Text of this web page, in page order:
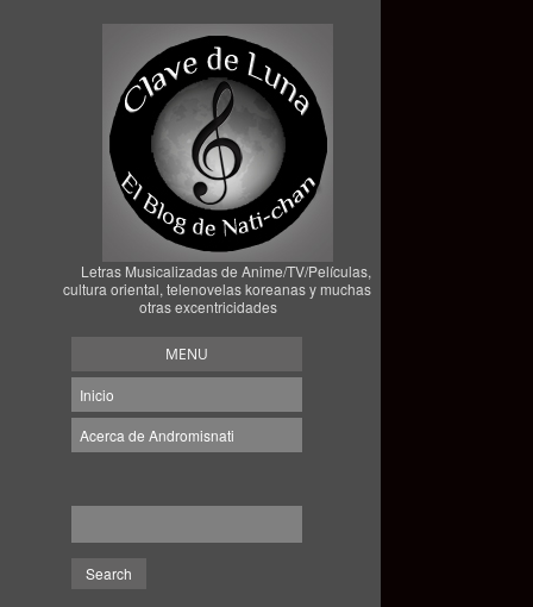
Letras Musicalizadas de Anime/TV/Películas,
cultura oriental, telenovelas koreanas y muchas
otras excentricidades
MENU
Inicio
Acerca de Andromisnati